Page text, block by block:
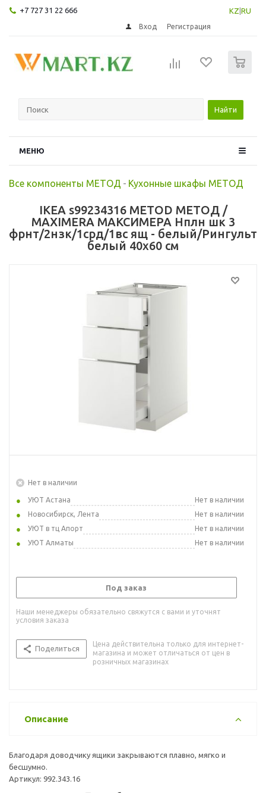
+7 727 31 22 666 KZ RU
Вход Регистрация
Найти
МЕНЮ
Все компоненты МЕТОД - Кухонные шкафы МЕТОД
IKEA s99234316 METOD МЕТОД /
MAXIMERA МАКСИМЕРА Нплн шк 3
фрнт/2нзк/1срд/1вс ящ - белый/Рингульт
белый 40x60 см
Нет в наличии
УЮТ Астана
Нет в наличии
Новосибирск, Лента
Нет в наличии
УЮТ в тц Апорт
Нет в наличии
УЮТ Алматы
Нет в наличии
Под заказ
Наши менеджеры обязательно свяжутся с вами и уточнят
условия заказа
Поделиться
Цена действительна только для интернет-
магазина и может отличаться от цен в
розничных магазинах
Описание
Благодаря доводчику ящики закрываются плавно, мягко и
бесшумно.
Артикул: 992.343.16